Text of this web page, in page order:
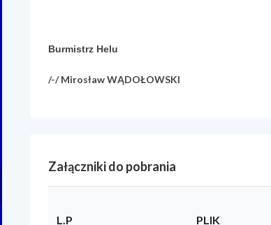
Burmistrz Helu
/-/ Mirosław WĄDOŁOWSKI
Załączniki do pobrania
L.P PLIK